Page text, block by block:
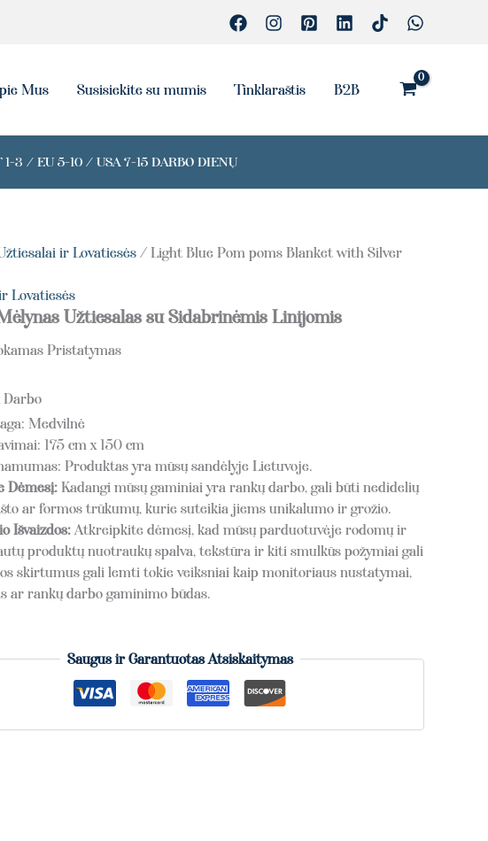
Mus Susisiekite su mumis Tinklaraštis B2B
3 / EU 5-10 / USA 7-15 DARBO DIENŲ
ir Lovatiesės / Light Blue Pom poms Blanket with Silver
Lovatiesės
Užtiesalas su Sidabrinėmis Linijomis
Pristatymas
Darbo
Medvilnė
175 cm x 150 cm
Produktas yra mūsų sandėlyje Lietuvoje.
Dėmesį: Kadangi mūsų gaminiai yra rankų darbo, gali būti nedidelių
ar formos trūkumų, kurie suteikia jiems unikalumo ir grožio.
Išvaizdos: Atkreipkite dėmesį, kad mūsų parduotuvėje rodomų ir
produktų nuotraukų spalva, tekstūra ir kiti smulkūs požymiai gali
skirtumus gali lemti tokie veiksniai kaip monitoriaus nustatymai,
ar rankų darbo gaminimo būdas.
Saugus ir Garantuotas Atsiskaitymas